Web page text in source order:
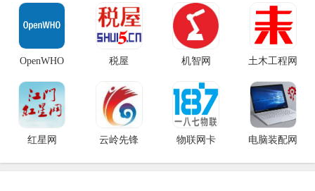
OpenWHO 税屋 机智网 土木工程网
红星网 云岭先锋 物联网卡 电脑装配网